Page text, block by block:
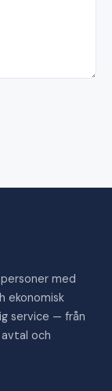
med
ekonomisk
service — från
och